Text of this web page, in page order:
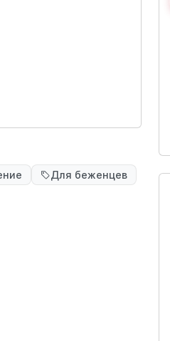
Для беженцев